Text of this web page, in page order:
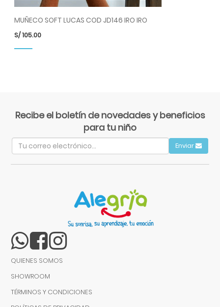
MUÑECO SOFT LUCAS COD JD146 IRO IRO
S/105.00
Recibe el boletín de novedades y beneficios
para tu niño
Enviar
QUIENES SOMOS
SHOWROOM
TÉRMINOS Y CONDICIONES